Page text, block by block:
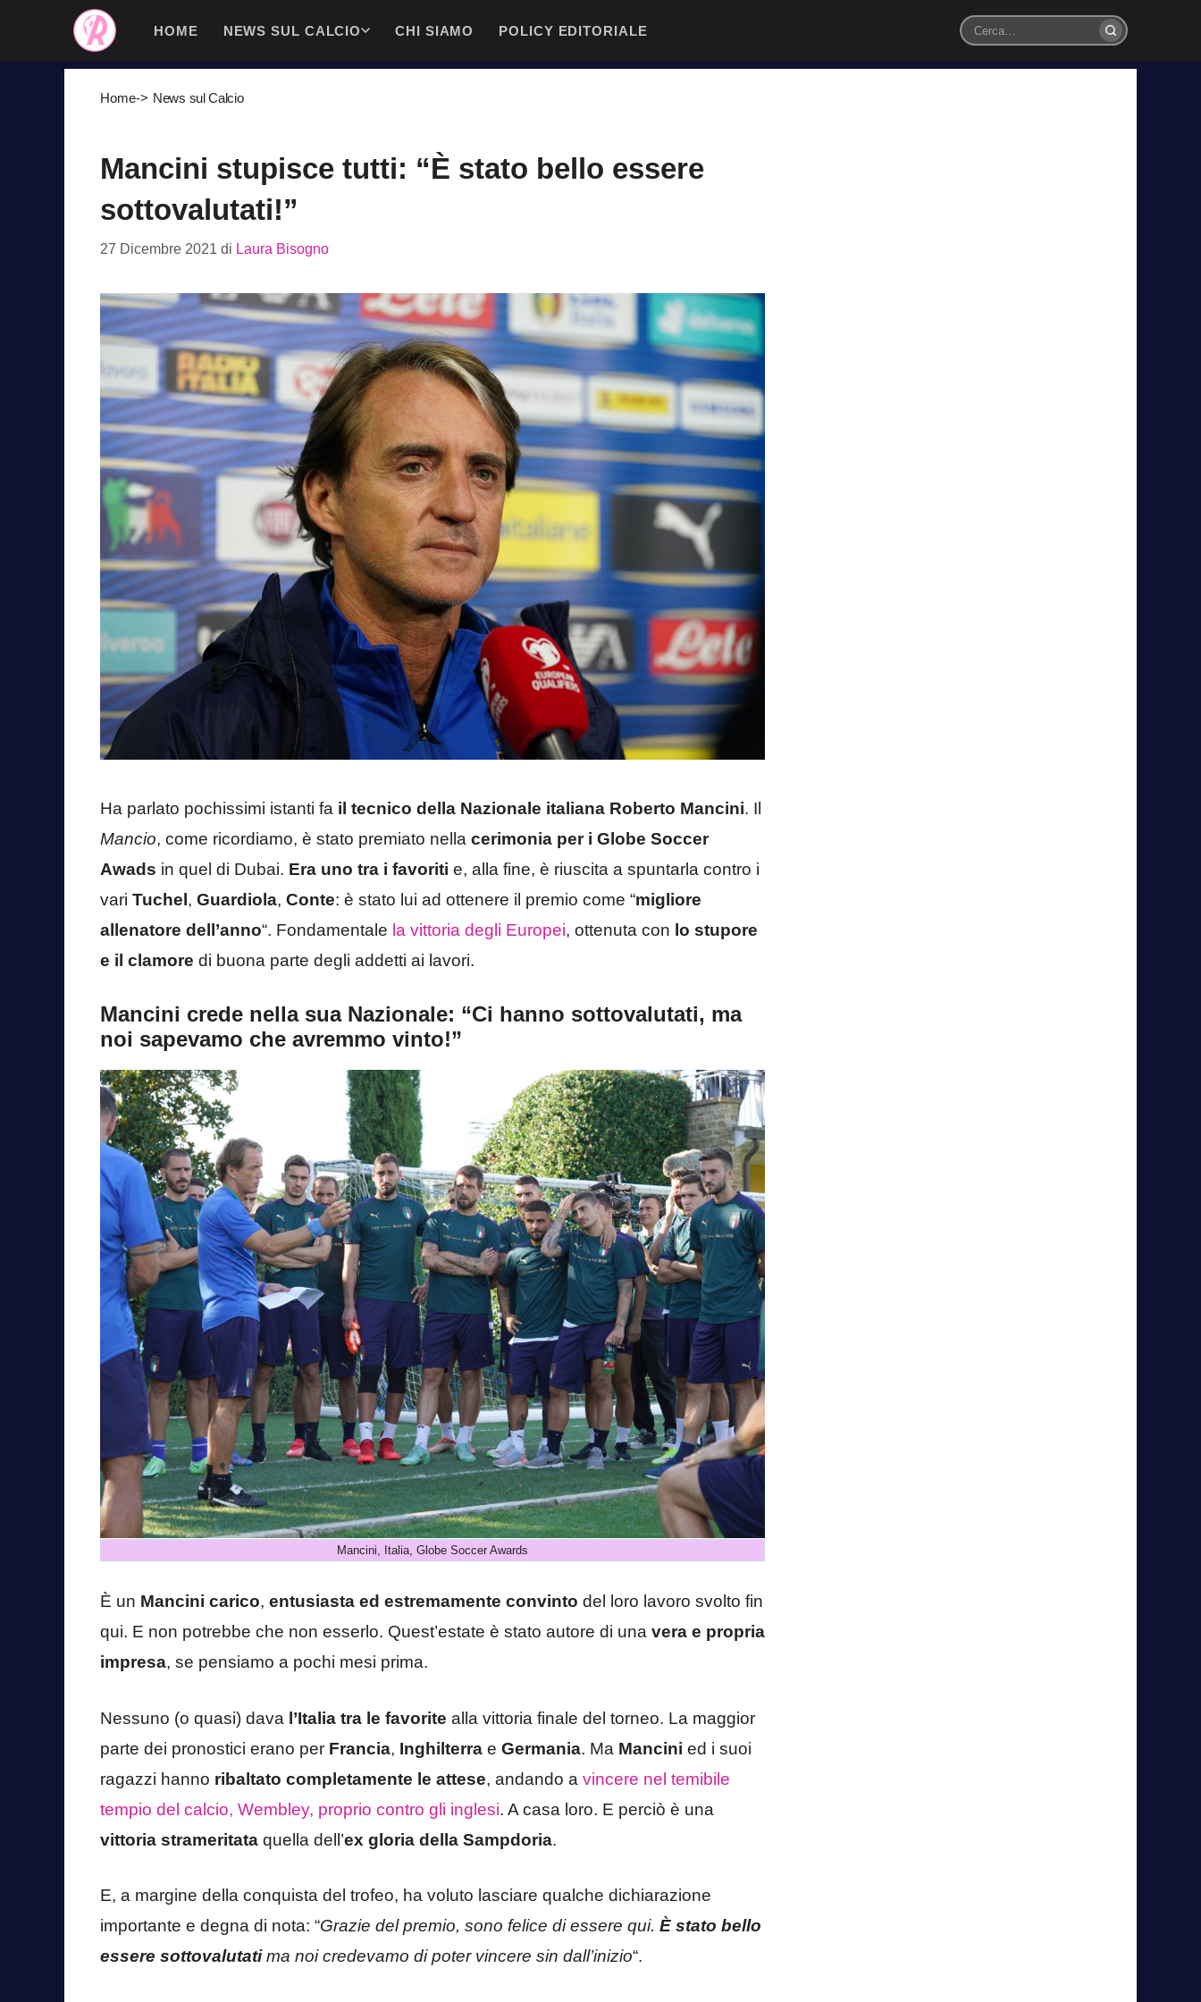
contenuto
HOME NEWS SUL CALCIO CHI SIAMO POLICY EDITORIALE
Cerca
Home-> News sul Calcio
Mancini stupisce tutti: “È stato bello essere
sottovalutati!”
27 Dicembre 2021 di Laura Bisogno
Ha parlato pochissimi istanti fa il tecnico della Nazionale italiana Roberto Mancini. Il
Mancio, come ricordiamo, è stato premiato nella cerimonia per i Globe Soccer
Awads in quel di Dubai. Era uno tra i favoriti e, alla fine, è riuscita a spuntarla contro i
vari Tuchel , Guardiola, Conte: è stato lui ad ottenere il premio come “migliore
allenatore dell’anno“. Fondamentale la vittoria degli Europei, ottenuta con lo stupore
e il clamore di buona parte degli addetti ai lavori.
Mancini crede nella sua Nazionale: “Ci hanno sottovalutati, ma
noi sapevamo che avremmo vinto!”
Mancini, Italia, Globe Soccer Awards
È un Mancini carico, entusiasta ed estremamente convinto del loro lavoro svolto fin
qui. E non potrebbe che non esserlo. Quest’estate è stato autore di una vera e propria
impresa, se pensiamo a pochi mesi prima.
Nessuno (o quasi) dava l’Italia tra le favorite alla vittoria finale del torneo. La maggior
parte dei pronostici erano per Francia, Inghilterra e Germania. Ma Mancini ed i suoi
ragazzi hanno ribaltato completamente le attese, andando a vincere nel temibile
tempio del calcio, Wembley, proprio contro gli inglesi. A casa loro. E perciò è una
vittoria strameritata quella dell’ex gloria della Sampdoria.
E, a margine della conquista del trofeo, ha voluto lasciare qualche dichiarazione
importante e degna di nota: “Grazie del premio, sono felice di essere qui. È stato bello
essere sottovalutatima noi credevamo di poter vincere sin dall’inizio“.